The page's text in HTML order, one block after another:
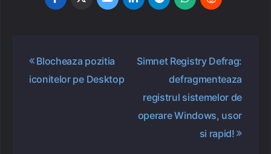
Navigare
articole
Blocheaza pozitia
iconitelor pe Desktop
Simnet Registry Defrag:
defragmenteaza
registrul sistemelor de
operare Windows, usor
si rapid!